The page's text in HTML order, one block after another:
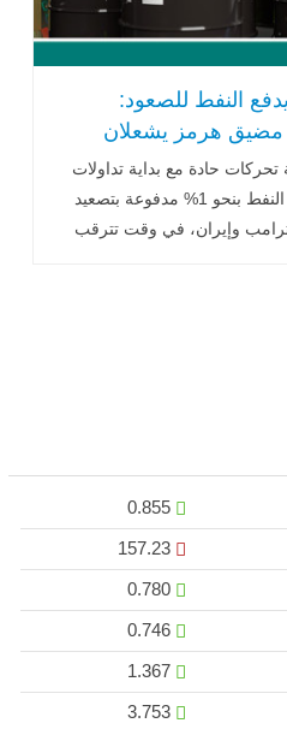
النفط للصعود:
مضيق هرمز يشعلان
حادة مع بداية تداولات
الأسبوع، حيث ارتفعت أسعار النفط بنحو 1% مدفوعة بتصعيد
وإيران، في وقت تترقب
0.855
157.23
0.780
0.746
1.367
3.753